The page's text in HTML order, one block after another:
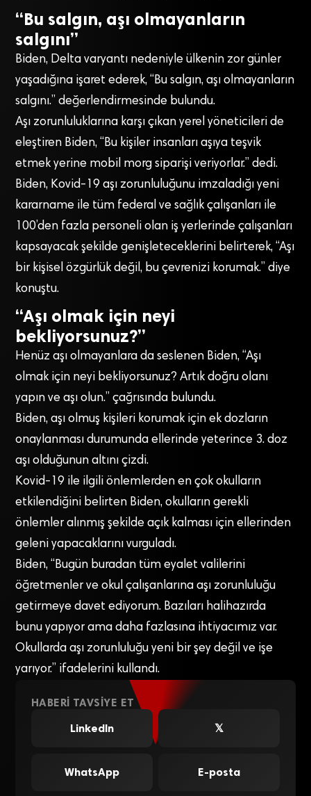
“Bu salgın, aşı olmayanların
salgını”
Biden, Delta varyantı nedeniyle ülkenin zor günler
yaşadığına işaret ederek, “Bu salgın, aşı olmayanların
salgını.” değerlendirmesinde bulundu.
Aşı zorunluluklarına karşı çıkan yerel yöneticileri de
eleştiren Biden, “Bu kişiler insanları aşıya teşvik
etmek yerine mobil morg siparişi veriyorlar.” dedi.
Biden, Kovid-19 aşı zorunluluğunu imzaladığı yeni
kararname ile tüm federal ve sağlık çalışanları ile
100’den fazla personeli olan iş yerlerinde çalışanları
kapsayacak şekilde genişleteceklerini belirterek, “Aşı
bir kişisel özgürlük değil, bu çevrenizi korumak.” diye
konuştu.
“Aşı olmak için neyi
bekliyorsunuz?”
Henüz aşı olmayanlara da seslenen Biden, “Aşı
olmak için neyi bekliyorsunuz? Artık doğru olanı
yapın ve aşı olun.” çağrısında bulundu.
Biden, aşı olmuş kişileri korumak için ek dozların
onaylanması durumunda ellerinde yeterince 3. doz
aşı olduğunun altını çizdi.
Kovid-19 ile ilgili önlemlerden en çok okulların
etkilendiğini belirten Biden, okulların gerekli
önlemler alınmış şekilde açık kalması için ellerinden
geleni yapacaklarını vurguladı.
Biden, “Bugün buradan tüm eyalet valilerini
öğretmenler ve okul çalışanlarına aşı zorunluluğu
getirmeye davet ediyorum. Bazıları halihazırda
bunu yapıyor ama daha fazlasına ihtiyacımız var.
Okullarda aşı zorunluluğu yeni bir şey değil ve işe
yarıyor.” ifadelerini kullandı.
HABERI TAVSIYE ET
LinkedIn
𝕏
WhatsApp E-posta